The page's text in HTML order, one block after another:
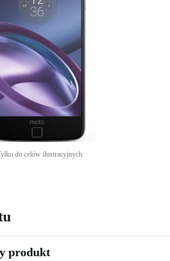
do celów ilustracyjnych
produkt